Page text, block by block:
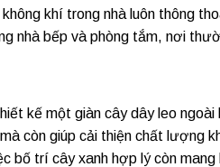
khí trong nhà luôn thông
nhà bếp và phòng tắm, nơi
kế một giàn cây dây leo
còn giúp cải thiện chất lượng
bố trí cây xanh hợp lý còn